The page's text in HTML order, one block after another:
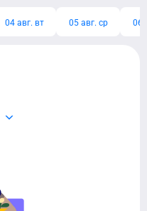
04 авг. вт 05 авг. ср 06